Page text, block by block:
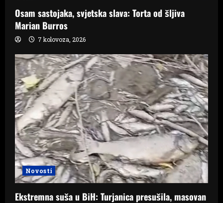
Osam sastojaka, svjetska slava: Torta od šljiva
Marian Burros
7 kolovoza, 2026
Novosti
Ekstremna suša u BiH: Turjanica presušila, masovan